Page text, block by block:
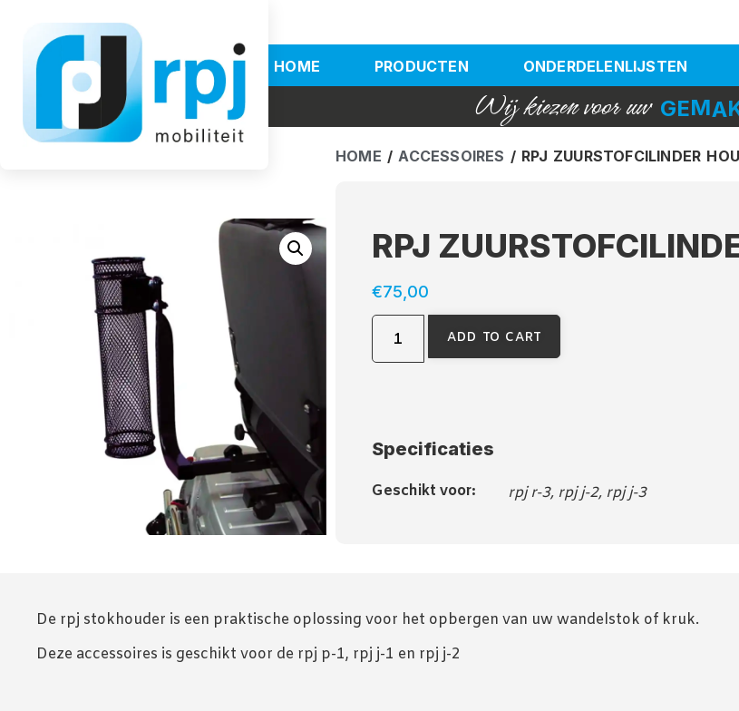
HOME PRODUCTEN ONDERDELENLIJSTEN
Wijkiezenvooruw GEMA
HOME /ACCESSOIRES / RPJ ZUURSTOFCILINDER
RPJ
€75,00
ADD TO CART
Specificaties
Geschikt voor: rpj r-3, rpj j-2, rpj j-3
De rpj stokhouder is een praktische oplossing voor het opbergen van uw wandelstok of kruk.
Deze accessoires is geschikt voor de rpj p-1, rpj j-1 en rpj j-2